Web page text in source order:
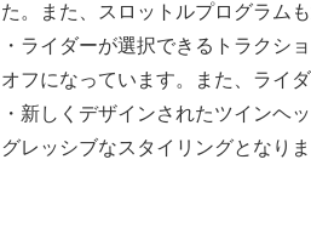
た。また、スロットルプログラム
・ライダーが選択できるトラクシ
オフになっています。また、ライ
・新しくデザインされたツインヘ
グレッシブなスタイリングとなりま